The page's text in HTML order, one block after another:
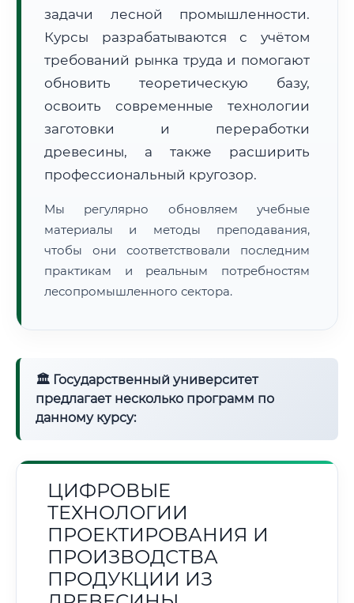
• Маршрут транзита: ~3 805 км
• Экспресс-доставка СДЭК / Почтой:
5–7 рабочих дней
📜 Документы и аккредитация ФИС ФРДО
🔍 Нажмите на документ для увеличения и просмотра
задачи лесной промышленности.
Курсы разрабатываются с учётом
требований рынка труда и помогают
обновить теоретическую базу,
освоить современные технологии
заготовки и переработки
древесины, а также расширить
профессиональный кругозор.
Мы регулярно обновляем учебные
материалы и методы преподавания,
чтобы они соответствовали последним
практикам и реальным потребностям
лесопромышленного сектора.
🏛 Государственный университет
предлагает несколько программ по
данному курсу:
ЦИФРОВЫЕ
ТЕХНОЛОГИИ
ПРОЕКТИРОВАНИЯ И
ПРОИЗВОДСТВА
ПРОДУКЦИИ ИЗ